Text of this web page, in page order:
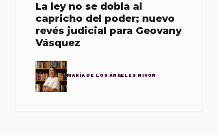
La ley no se dobla al
capricho del poder; nuevo
revés judicial para Geovany
Vásquez
MARÍA DE LOS ÁNGELES NIVÓN